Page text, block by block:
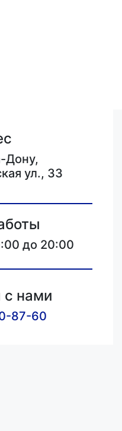
Дону,
ул., 33
до 20:00
с нами
87-60